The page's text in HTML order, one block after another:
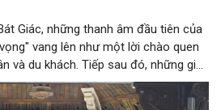
Giác, những thanh âm đầu tiên của
vang lên như một lời chào quen
và du khách. Tiếp sau đó, những giai
giới lần lượt cất lên qua phần biểu
Minh và các nghệ sĩ Bình Minh Jazz